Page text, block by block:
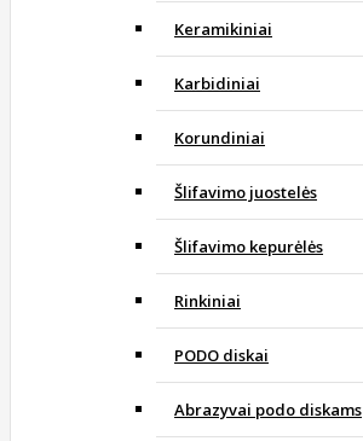
Keramikiniai
Karbidiniai
Korundiniai
Šlifavimo juostelės
Šlifavimo kepurėlės
Rinkiniai
PODO diskai
Abrazyvai podo diskams